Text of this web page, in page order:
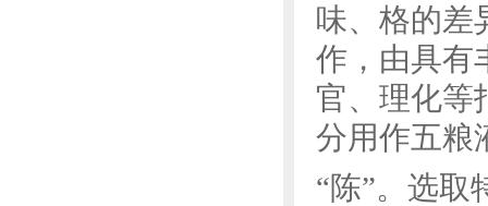
味、格的差
作，由具有
官、理化等
分用作五粮
“陈”。选取